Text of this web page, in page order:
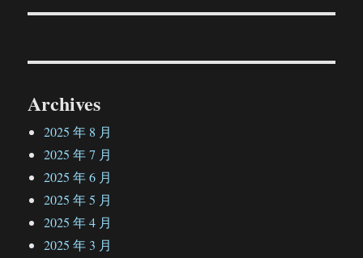
文
Archives
2025 年 8 月
2025 年 7 月
2025 年 6 月
2025 年 5 月
2025 年 4 月
2025 年 3 月